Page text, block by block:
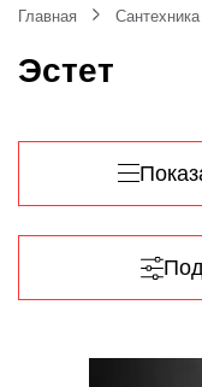
Главная Сантехника
Эстет